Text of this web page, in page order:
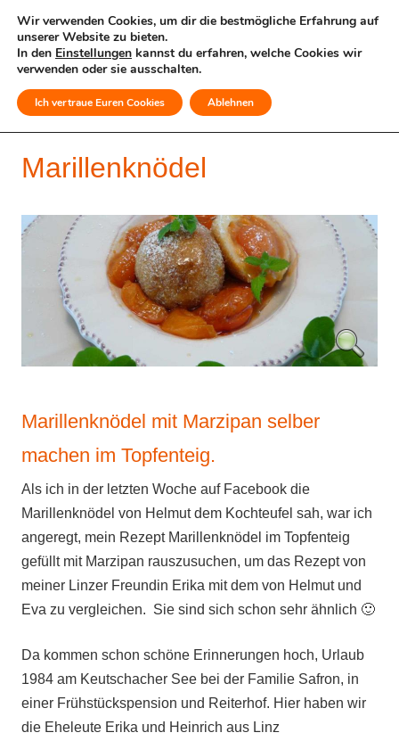
MENÜ
Marillenknödel
Marillenknödel mit Marzipan selber
machen im Topfenteig.
Als ich in der letzten Woche auf Facebook die
Marillenknödel von Helmut dem Kochteufel sah, war ich
angeregt, mein Rezept Marillenknödel im Topfenteig
gefüllt mit Marzipan rauszusuchen, um das Rezept von
meiner Linzer Freundin Erika mit dem von Helmut und
Eva zu vergleichen. Sie sind sich schon sehr ähnlich 🙂
Da kommen schon schöne Erinnerungen hoch, Urlaub
1984 am Keutschacher See bei der Familie Safron, in
einer Frühstückspension und Reiterhof. Hier haben wir
die Eheleute Erika und Heinrich aus Linz
Wir verwenden Cookies, um dir die bestmögliche Erfahrung auf
unserer Website zu bieten.
In den Einstellungen kannst du erfahren, welche Cookies wir
verwenden oder sie ausschalten.
Ich vertraue Euren Cookies Ablehnen